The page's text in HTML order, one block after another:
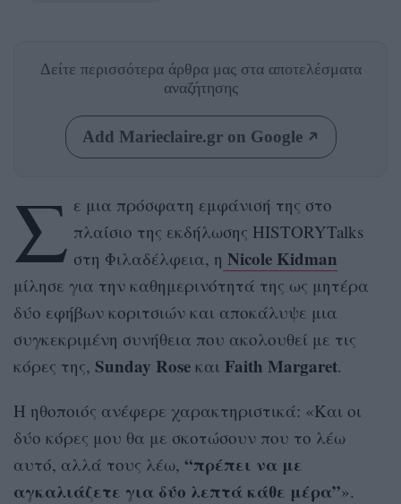
Δείτε περισσότερα άρθρα μας στα αποτελέσματα
αναζήτησης
Add Marieclaire.gr on Google
Σ ε μια πρόσφατη εμφάνισή της στο
πλαίσιο της εκδήλωσης HISTORYTalks
στη Φιλαδέλφεια, η Nicole Kidman
μίλησε για την καθημερινότητά της ως μητέρα
δύο εφήβων κοριτσιών και αποκάλυψε μια
συγκεκριμένη συνήθεια που ακολουθεί με τις
κόρες της, Sunday Rose και Faith Margaret.
Η ηθοποιός ανέφερε χαρακτηριστικά: «Και οι
δύο κόρες μου θα με σκοτώσουν που το λέω
αυτό, αλλά τους λέω, “πρέπει να με
αγκαλιάζετε για δύο λεπτά κάθε μέρα”».